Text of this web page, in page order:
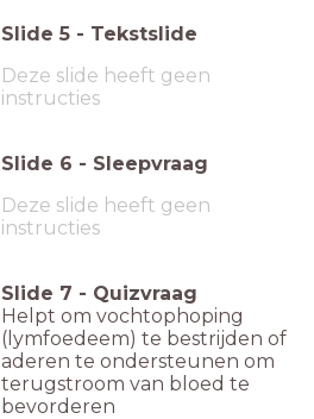
Slide 5 - Tekstslide
Deze slide heeft geen
instructies
Slide 6 - Sleepvraag
Deze slide heeft geen
instructies
Slide 7 - Quizvraag
Helpt om vochtophoping
(lymfoedeem) te bestrijden of
aderen te ondersteunen om
terugstroom van bloed te
bevorderen